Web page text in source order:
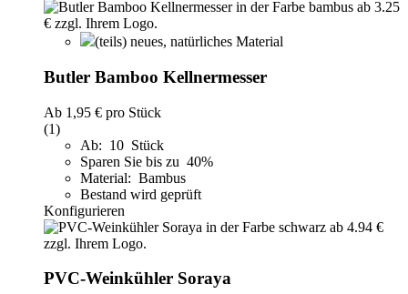
(teils) neues, natürliches Material
Butler Bamboo Kellnermesser
Ab 1,95 € pro Stück
(1)
Ab: 10 Stück
Sparen Sie bis zu 40%
Material: Bambus
Bestand wird geprüft
Konfigurieren
PVC-Weinkühler Soraya